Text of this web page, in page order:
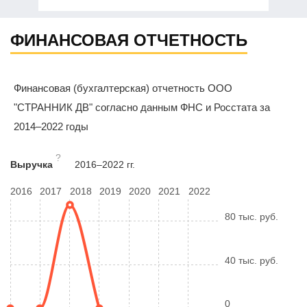
ФИНАНСОВАЯ ОТЧЕТНОСТЬ
Финансовая (бухгалтерская) отчетность ООО
"СТРАННИК ДВ" согласно данным ФНС и Росстата за
2014–2022 годы
Выручка
?
2016–2022 гг.
2016 2017 2018 2019 2020 2021 2022
0
40 тыс. руб.
80 тыс. руб.